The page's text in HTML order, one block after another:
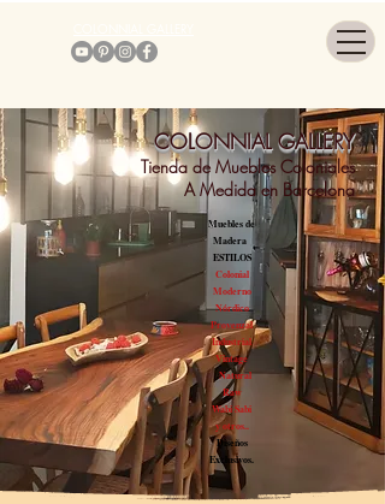
COLONNIAL GALLERY
Tienda de Muebles Coloniales
A Medida en Barcelona
Muebles de
Madera
ESTILOS
Colonial
Moderno
Nórdico
Provenzal
Industrial
Vintage
Natural
Raw
Wabi Sabi
y otros..
Diseños
Exclusivos.